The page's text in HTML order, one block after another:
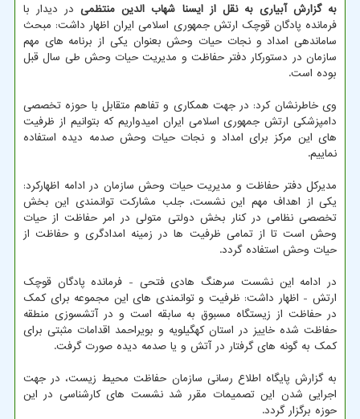
به گزارش آبیاری به نقل از ایسنا شهاب الدین منتظمیدر دیدار با
فرمانده پادگان قوچک ارتش جمهوری اسلامی ایران اظهار داشت: مبحث
ساماندهی امداد و نجات حیات وحش بعنوان یکی از برنامه های مهم
سازمان در دستورکار دفتر حفاظت و مدیریت حیات وحش طی سال قبل
بوده است.
وی خاطرنشان کرد: در جهت همکاری و تفاهم متقابل با حوزه تخصصی
دامپزشکی ارتش جمهوری اسلامی ایران امیدواریم که بتوانیم از ظرفیت
های این مرکز برای امداد و نجات حیات وحش صدمه دیده استفاده
نماییم.
مدیرکل دفتر حفاظت و مدیریت حیات وحش سازمان در ادامه اظهارکرد:
یکی از اهداف مهم این نشست، جلب مشارکت توانمندی این بخش
تخصصی نظامی در کنار بخش دولتی متولی در امر حفاظت از حیات
وحش است تا از تمامی ظرفیت ها در زمینه امدادگری و حفاظت از
حیات وحش استفاده گردد.
در ادامه این نشست سرهنگ هادی فتحی - فرمانده پادگان قوچک
ارتش - اظهار داشت: ظرفیت و توانمندی های این مجموعه برای کمک
در حفاظت از زیستگاه مسبوق به سابقه است و در آتشسوزی منطقه
حفاظت شده خاییز در استان کهگیلویه و بویراحمد اقدامات مثبتی برای
کمک به گونه های گرفتار در آتش و یا صدمه دیده صورت گرفت.
به گزارش پایگاه اطلاع رسانی سازمان حفاظت محیط زیست، در جهت
اجرایی شدن این تصمیمات مقرر شد نشست های کارشناسی در این
حوزه برگزار گردد.